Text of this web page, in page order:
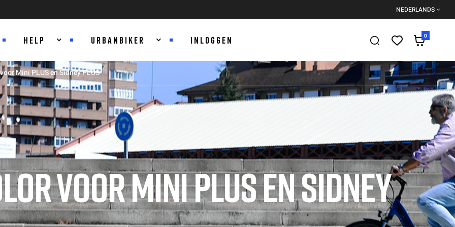
NEDERLANDS
HELP URBANBIKER INLOGGEN 0
VOOR MINI PLUS EN SIDNEY
Mini PLUS en Sidney PLUS